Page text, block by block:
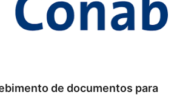
de documentos para